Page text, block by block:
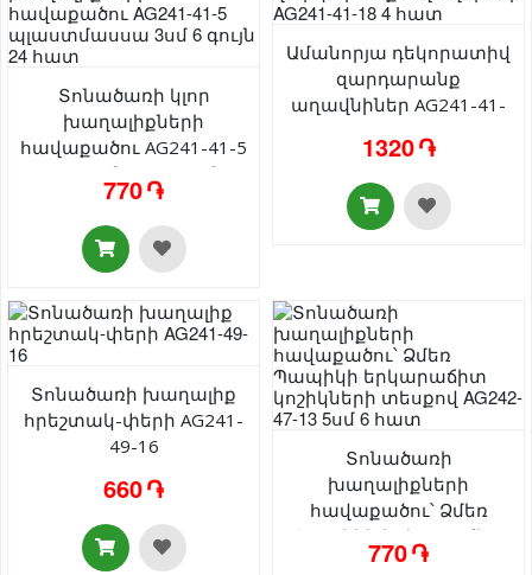
Տոնածառի կլոր
խաղալիքների
հավաքածու AG241-41-5
պլաստմասսա 3սմ 6
գույն 24 հատ
770 ֏
Ամանորյա դեկորատիվ
զարդարանք
աղավնիներ AG241-41-
1320 ֏
Տոնածառի խաղալիք
հրեշտակ-փերի AG241-
49-16
660 ֏
Տոնածառի
խաղալիքների
հավաքածու՝ Ձմեռ
Պապիկի երկարաճիտ
կոշիկների տեսքով
770 ֏